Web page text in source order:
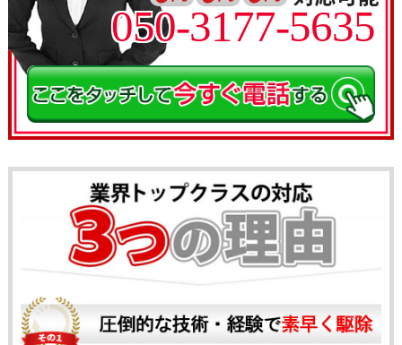
050-3177-5635